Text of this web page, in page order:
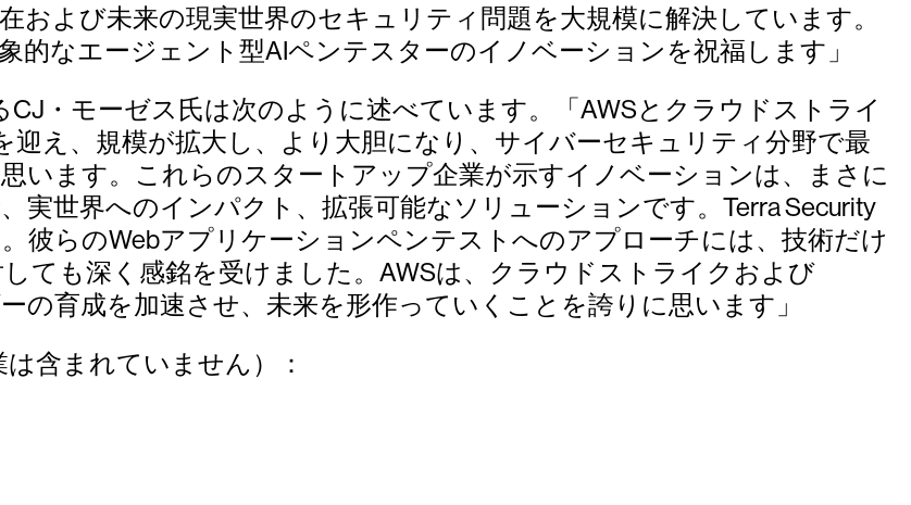
および未来の現実世界のセキュリティ問題を大規模に解決しています。
的なエージェント型AIペンテスターのイノベーションを祝福します」
・モーゼス氏は次のように述べています。「AWSとクラウドストライ
迎え、規模が拡大し、より大胆になり、サイバーセキュリティ分野で最
います。これらのスタートアップ企業が示すイノベーションは、まさに
実世界へのインパクト、拡張可能なソリューションです。Terra Security
彼らのWebアプリケーションペンテストへのアプローチには、技術だけ
ても深く感銘を受けました。AWSは、クラウドストライクおよび
の育成を加速させ、未来を形作っていくことを誇りに思います」
含まれていません）：